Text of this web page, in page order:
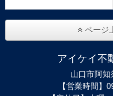
ページ
アイケイ不
山口市阿知
【営業時間】